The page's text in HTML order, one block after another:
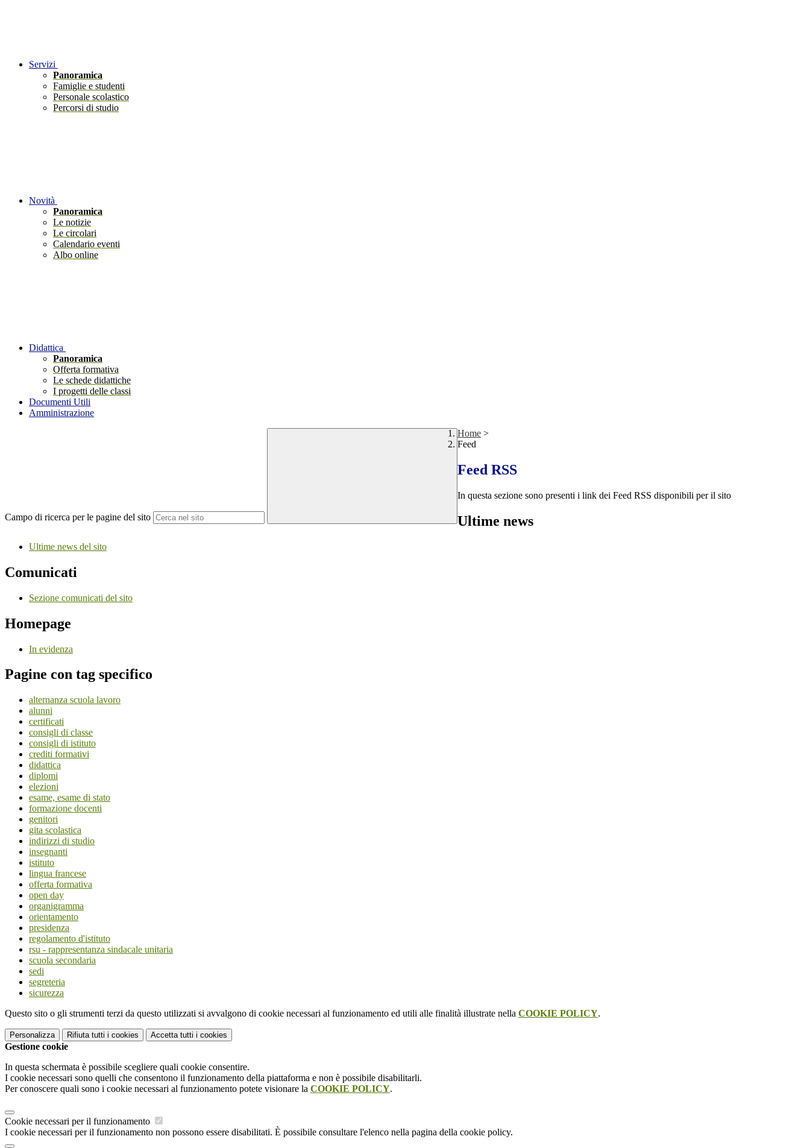
Servizi
Panoramica
Famiglie e studenti
Personale scolastico
Percorsi di studio
Novità
Panoramica
Le notizie
Le circolari
Calendario eventi
Albo online
Didattica
Panoramica
Offerta formativa
Le schede didattiche
I progetti delle classi
Documenti Utili
Amministrazione
Campo di ricerca per le pagine del sito
Home >
Feed
Feed RSS
In questa sezione sono presenti i link dei Feed RSS disponibili per il sito
Ultime news
Ultime news del sito
Comunicati
Sezione comunicati del sito
Homepage
In evidenza
Pagine con tag specifico
alternanza scuola lavoro
alunni
certificati
consigli di classe
consigli di istituto
crediti formativi
didattica
diplomi
elezioni
esame, esame di stato
formazione docenti
genitori
gita scolastica
indirizzi di studio
insegnanti
istituto
lingua francese
offerta formativa
open day
organigramma
orientamento
presidenza
regolamento d'istituto
rsu - rappresentanza sindacale unitaria
scuola secondaria
sedi
segreteria
sicurezza
Questo sito o gli strumenti terzi da questo utilizzati si avvalgono di cookie necessari al funzionamento ed utili alle finalità illustrate nella COOKIE POLICY.
Personalizza Rifiuta tutti i cookies Accetta tutti i cookies
Gestione cookie
In questa schermata è possibile scegliere quali cookie consentire.
I cookie necessari sono quelli che consentono il funzionamento della piattaforma e non è possibile disabilitarli.
Per conoscere quali sono i cookie necessari al funzionamento potete visionare la COOKIE POLICY.
Cookie necessari per il funzionamento
I cookie necessari per il funzionamento non possono essere disabilitati. È possibile consultare l'elenco nella pagina della cookie policy.